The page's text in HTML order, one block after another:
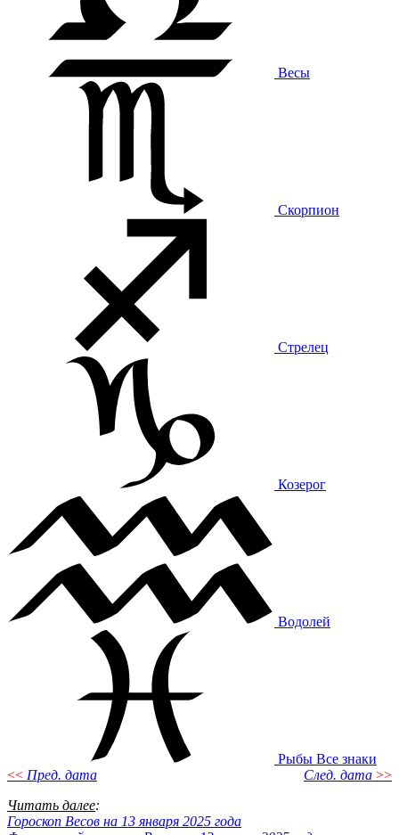
Весы
Скорпион
Стрелец
Козерог
Водолей
Рыбы Все знаки
<< Пред. дата След. дата >>
Читать далее:
Гороскоп Весов на 13 января 2025 года